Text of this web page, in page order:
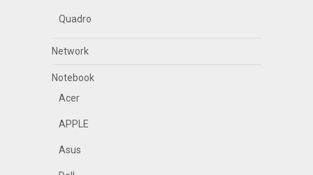
Quadro
Network
Notebook
Acer
APPLE
Asus